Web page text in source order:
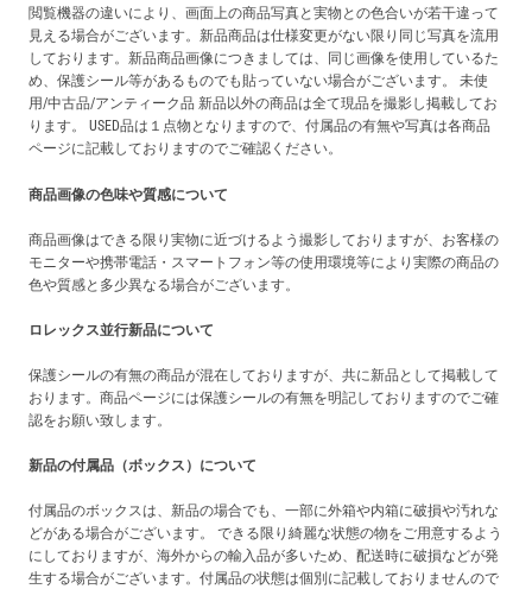
閲覧機器の違いにより、画面上の商品写真と実物との色合いが若干違って
見える場合がございます。新品商品は仕様変更がない限り同じ写真を流用
しております。新品商品画像につきましては、同じ画像を使用しているた
め、保護シール等があるものでも貼っていない場合がございます。 未使
用/中古品/アンティーク品 新品以外の商品は全て現品を撮影し掲載してお
ります。 USED品は１点物となりますので、付属品の有無や写真は各商品
ページに記載しておりますのでご確認ください。
商品画像の色味や質感について
商品画像はできる限り実物に近づけるよう撮影しておりますが、お客様の
モニターや携帯電話・スマートフォン等の使用環境等により実際の商品の
色や質感と多少異なる場合がございます。
ロレックス並行新品について
保護シールの有無の商品が混在しておりますが、共に新品として掲載して
おります。商品ページには保護シールの有無を明記しておりますのでご確
認をお願い致します。
新品の付属品（ボックス）について
付属品のボックスは、新品の場合でも、一部に外箱や内箱に破損や汚れな
どがある場合がございます。 できる限り綺麗な状態の物をご用意するよう
にしておりますが、海外からの輸入品が多いため、配送時に破損などが発
生する場合がございます。付属品の状態は個別に記載しておりませんので